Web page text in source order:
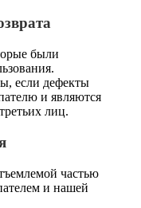
были
если дефекты
и являются
лиц.
частью
и нашей